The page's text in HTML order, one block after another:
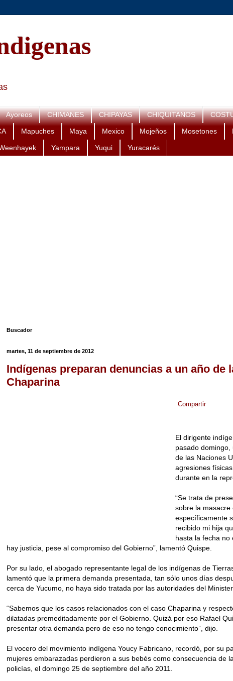
Ayoreos CHIMANES CHIPAYAS CHIQUITANOS
Mapuches Maya Mexico Mojeños Mosetones
Yampara Yuqui Yuracarés
Buscador
martes, 11 de septiembre de 2012
Indígenas preparan denuncias a un año de
Chaparina
Compartir
El dirigente
pasado
de las Naciones
agresiones
durante en la
“Se trata de
sobre la masacre
específicamente
recibido mi hija
hasta la fecha no
hay justicia, pese al compromiso del Gobierno”, lamentó Quispe.
Por su lado, el abogado representante legal de los indígenas de
lamentó que la primera demanda presentada, tan sólo unos días
cerca de Yucumo, no haya sido tratada por las autoridades del
“Sabemos que los casos relacionados con el caso Chaparina y
dilatadas premeditadamente por el Gobierno. Quizá por eso Rafael
presentar otra demanda pero de eso no tengo conocimiento”, dijo.
El vocero del movimiento indígena Youcy Fabricano, recordó, por su
mujeres embarazadas perdieron a sus bebés como consecuencia de
policías, el domingo 25 de septiembre del año 2011.